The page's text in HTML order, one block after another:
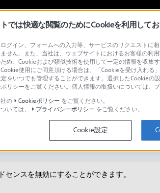
合わせ
03/11
ンスが反応してしま
ンスを無効にすることができます。
では快適な閲覧のためにCookieを利用してお
グイン、フォームへの入力等、サービスのリクエストに
せん。また、当社は、ウェブサイトにおけるお客様の利
め、Cookieおよび類似技術を使用して一定の情報を収集
使用にご同意頂ける場合は、「Cookieを受け入れ
をいつでも管理することができます。選択したCookie
リシーをご覧ください。個人情報の取扱いについては、
の
Cookieポリシー をご覧ください。
いては、
プライバシーポリシー をご覧ください。
Cookie設定